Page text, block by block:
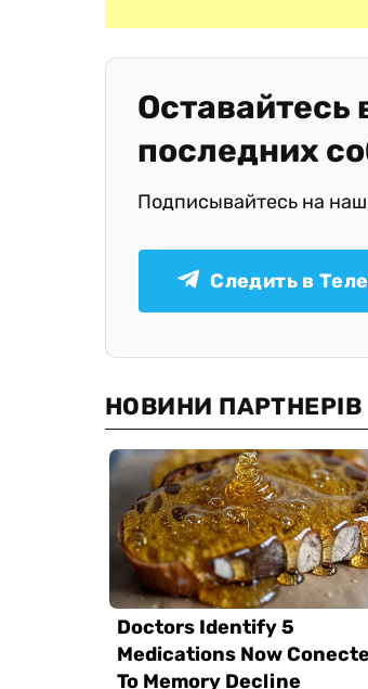
Оставайтесь
последних
Подписывайтесь на наш
Следить в